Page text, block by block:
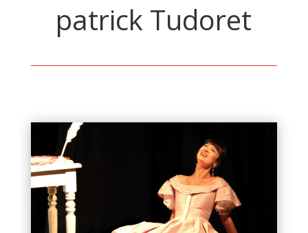
patrick Tudoret